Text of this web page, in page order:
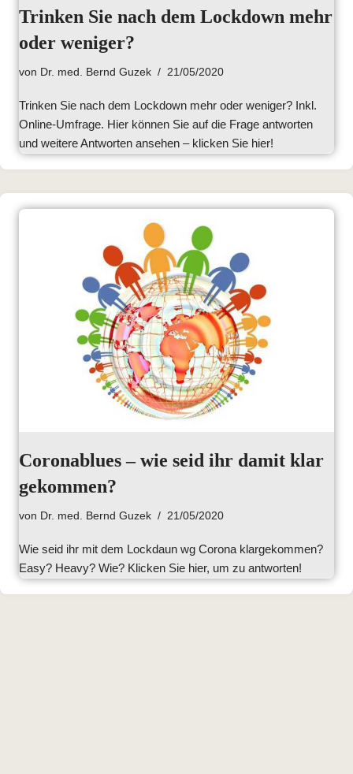
Trinken Sie nach dem Lockdown mehr
oder weniger?
von Dr. med. Bernd Guzek 21/05/2020
Trinken Sie nach dem Lockdown mehr oder weniger? Inkl.
Online-Umfrage. Hier können Sie auf die Frage antworten
und weitere Antworten ansehen – klicken Sie hier!
Coronablues – wie seid ihr damit klar
gekommen?
von Dr. med. Bernd Guzek 21/05/2020
Wie seid ihr mit dem Lockdaun wg Corona klargekommen?
Easy? Heavy? Wie? Klicken Sie hier, um zu antworten!